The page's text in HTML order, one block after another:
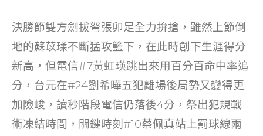
決勝節雙方劍拔弩張卯足全力拚搶，雖然上節倒
地的蘇苡瑈不斷猛攻籃下，在此時創下生涯得分
新高，但電信#7黃虹瑛跳出來用百分百命中率追
分，台元在#24劉希曄五犯離場後局勢又變得更
加險峻，讀秒階段電信仍落後4分，祭出犯規戰
術凍結時間，關鍵時刻#10蔡佩真站上罰球線兩